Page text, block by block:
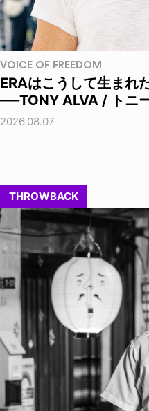
VOICE OF FREEDOM
ERAはこうして生まれ
──TONY ALVA / トニ
2026.08.07
THROWBACK